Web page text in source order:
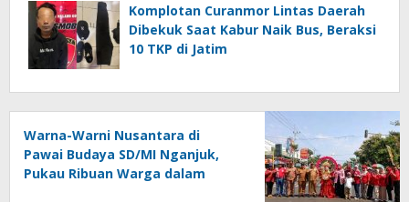
Komplotan Curanmor Lintas Daerah
Dibekuk Saat Kabur Naik Bus, Beraksi
10 TKP di Jatim
Warna-Warni Nusantara di
Pawai Budaya SD/MI Nganjuk,
Pukau Ribuan Warga dalam